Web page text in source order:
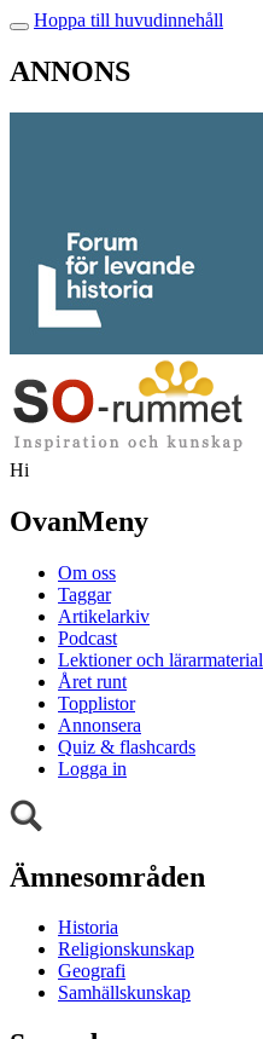
Hoppa till huvudinnehåll
ANNONS
Hi
OvanMeny
Om oss
Taggar
Artikelarkiv
Podcast
Lektioner och lärarmaterial
Året runt
Topplistor
Annonsera
Quiz & flashcards
Logga in
Ämnesområden
Historia
Religionskunskap
Geografi
Samhällskunskap